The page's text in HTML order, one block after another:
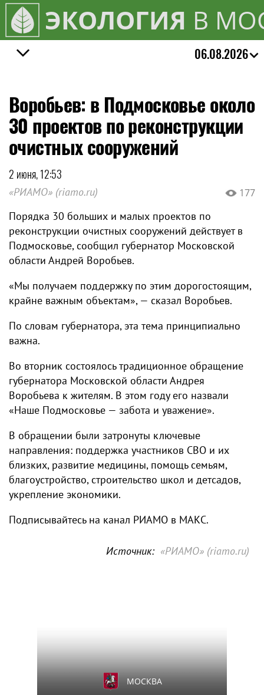
ЭКОЛОГИЯ В
06.08.2026
Воробьев: в Подмосковье около
30 проектов по реконструкции
очистных сооружений
2 июня, 12:53
«РИАМО» (riamo.ru) 177
Порядка 30 больших и малых проектов по
реконструкции очистных сооружений действует в
Подмосковье, сообщил губернатор Московской
области Андрей Воробьев.
«Мы получаем поддержку по этим дорогостоящим,
крайне важным объектам», — сказал Воробьев.
По словам губернатора, эта тема принципиально
важна.
Во вторник состоялось традиционное обращение
губернатора Московской области Андрея
Воробьева к жителям. В этом году его назвали
«Наше Подмосковье — забота и уважение».
В обращении были затронуты ключевые
направления: поддержка участников СВО и их
близких, развитие медицины, помощь семьям,
благоустройство, строительство школ и детсадов,
укрепление экономики.
Подписывайтесь на канал РИАМО в МАКС.
Источник: «РИАМО» (riamo.ru)
МОСКВА